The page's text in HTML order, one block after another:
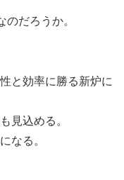
のだろうか。
と効率に勝る新炉に
見込める。
なる。